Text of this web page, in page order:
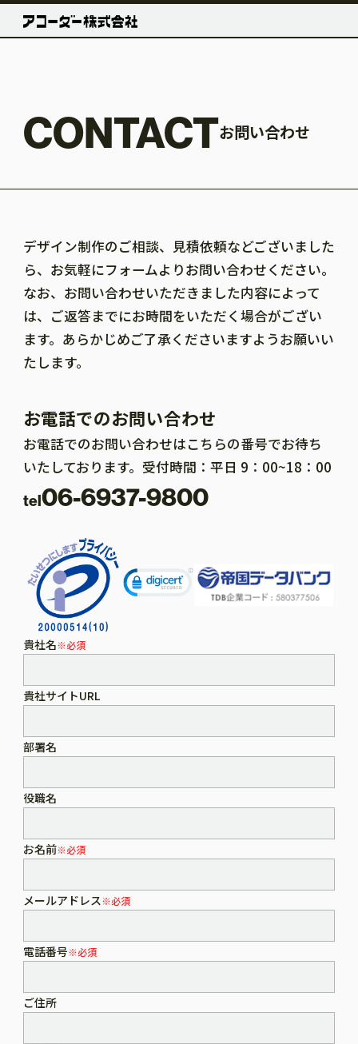
CONTACTお問い合わせ
デザイン制作のご相談、見積依頼などございました
ら、お気軽にフォームよりお問い合わせください。
なお、お問い合わせいただきました内容によって
は、ご返答までにお時間をいただく場合がござい
ます。あらかじめご了承くださいますようお願いい
たします。
お電話でのお問い合わせ
お電話でのお問い合わせはこちらの番号でお待ち
いたしております。受付時間：平日 9：00~18：00
tel06-6937-9800
貴社名※必須
貴社サイトURL
部署名
役職名
お名前※必須
メールアドレス※必須
電話番号※必須
ご住所